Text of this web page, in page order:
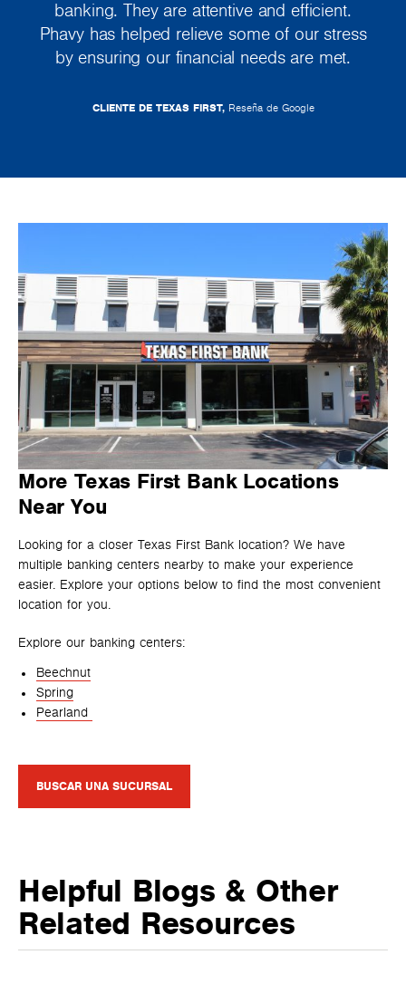
banking. They are attentive and efficient.
Phavy has helped relieve some of our stress
by ensuring our financial needs are met.
CLIENTE DE TEXAS FIRST, Reseña de Google
More Texas First Bank Locations
Near You
Looking for a closer Texas First Bank location? We have
multiple banking centers nearby to make your experience
easier. Explore your options below to find the most convenient
location for you.
Explore our banking centers:
Beechnut
Spring
Pearland
BUSCAR UNA SUCURSAL
Helpful Blogs & Other
Related Resources